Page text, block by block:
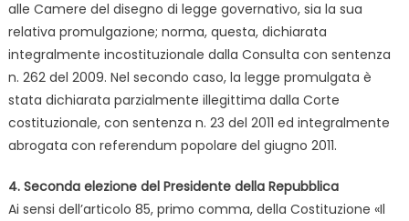
alle Camere del disegno di legge governativo, sia la sua
relativa promulgazione; norma, questa, dichiarata
integralmente incostituzionale dalla Consulta con sentenza
n. 262 del 2009. Nel secondo caso, la legge promulgata è
stata dichiarata parzialmente illegittima dalla Corte
costituzionale, con sentenza n. 23 del 2011 ed integralmente
abrogata con referendum popolare del giugno 2011.
4. Seconda elezione del Presidente della Repubblica
Ai sensi dell’articolo 85, primo comma, della Costituzione «Il